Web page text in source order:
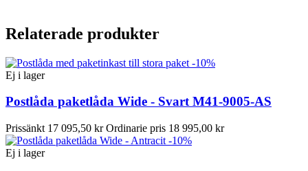
Relaterade produkter
-10%
Ej i lager
Postlåda paketlåda Wide - Svart M41-9005-AS
Prissänkt 17 095,50 kr Ordinarie pris 18 995,00 kr
-10%
Ej i lager